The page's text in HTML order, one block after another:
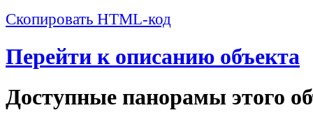
Скопировать HTML-код
Перейти к описанию объекта
Доступные панорамы этого